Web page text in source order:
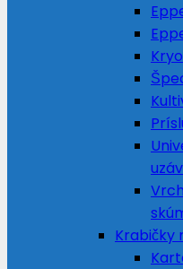
Krabičky